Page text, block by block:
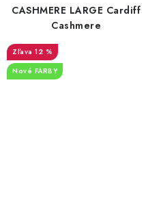
CASHMERE LARGE Cardiff
Cashmere
12 %
Nové FARBY